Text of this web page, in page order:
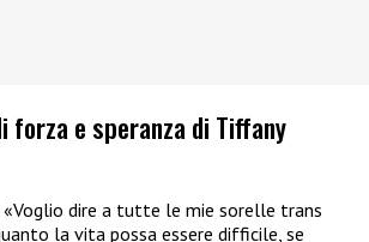
forza e speranza di Tiffany
dire a tutte le mie sorelle trans
la vita possa essere difficile, se